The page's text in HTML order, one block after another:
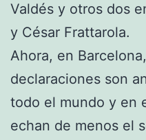
Valdés y otros dos
y César Frattarola.
Ahora, en
declaraciones son
todo el mundo y en
echan de menos el